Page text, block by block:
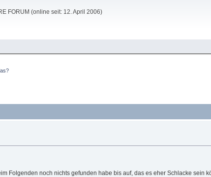
FORUM (online seit: 12. April 2006)
Folgenden noch nichts gefunden habe bis auf, das es eher Schlacke sein